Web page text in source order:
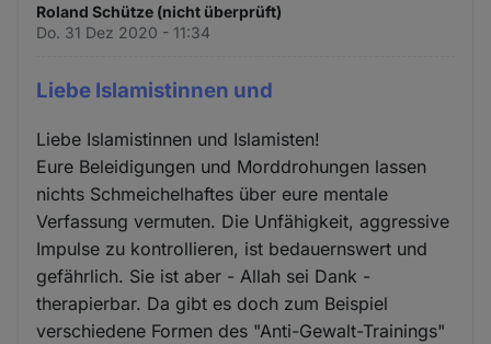
Roland Schütze (nicht überprüft)
Do. 31 Dez 2020 - 11:34
Liebe Islamistinnen und
Liebe Islamistinnen und Islamisten!
Eure Beleidigungen und Morddrohungen lassen
nichts Schmeichelhaftes über eure mentale
Verfassung vermuten. Die Unfähigkeit, aggressive
Impulse zu kontrollieren, ist bedauernswert und
gefährlich. Sie ist aber - Allah sei Dank -
therapierbar. Da gibt es doch zum Beispiel
verschiedene Formen des "Anti-Gewalt-Trainings"